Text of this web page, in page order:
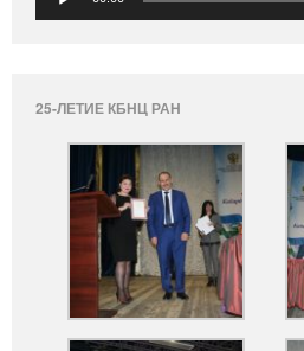
25-ЛЕТИЕ КБНЦ РАН